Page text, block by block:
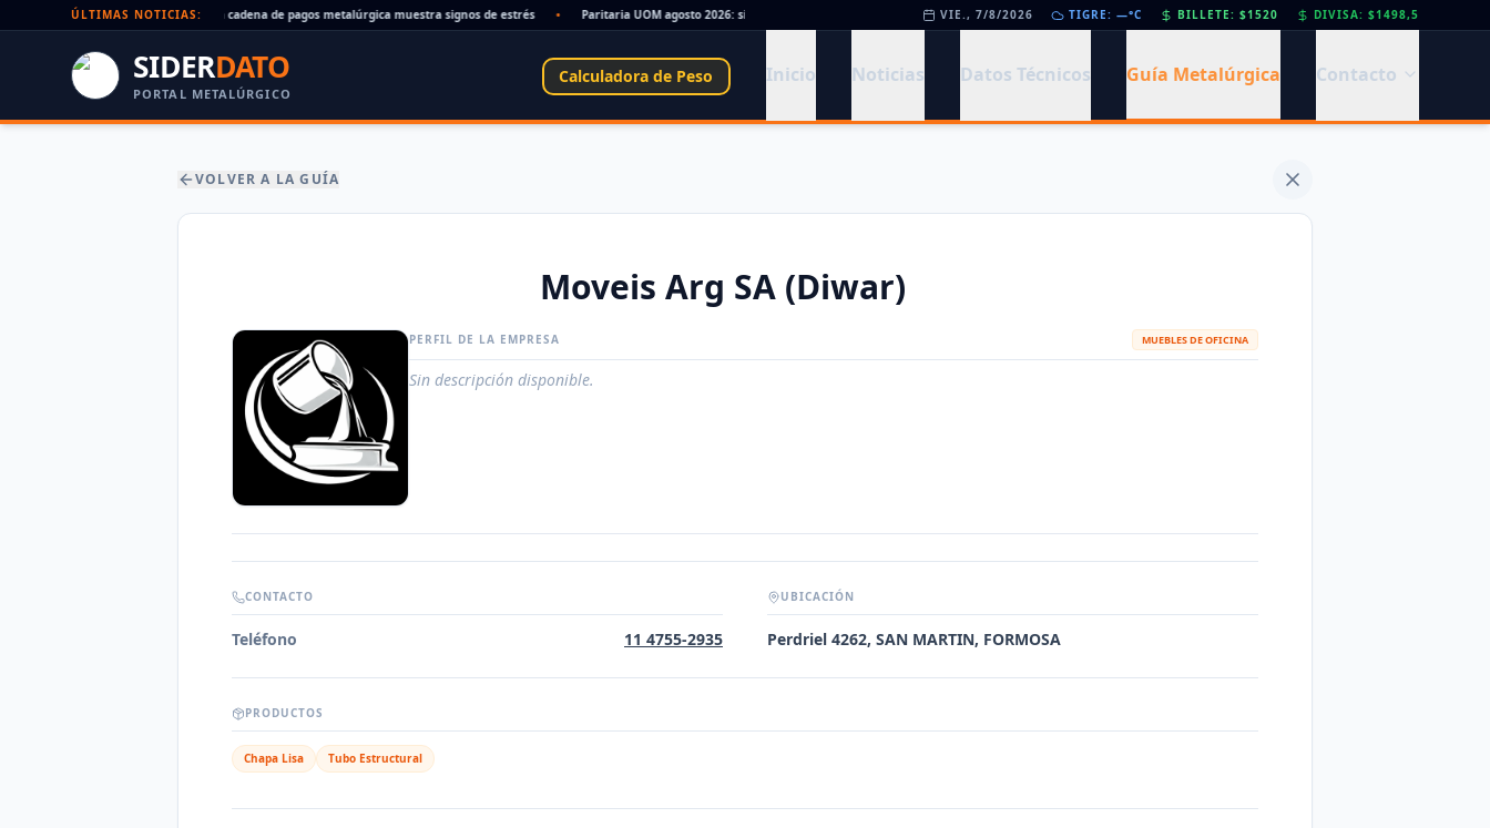
ÚLTIMAS NOTICIAS:
Cheques rechazados en alza: la cadena de pagos metalúrgica muestra signos de estrés Paritaria UOM agosto 2026: sin acuerdo, siguen vigentes los valores de abril • Día de la Siderurgia: cómo llega el sector al aniversario 78 del legado de Savio
VIE., 7/8/2026 TIGRE: —°C BILLETE: $1520 DIVISA: $1498,5
SIDERDATO
PORTAL METALÚRGICO
Calculadora de Peso Inicio Noticias Datos Técnicos Guía Metalúrgica Contacto
VOLVER A LA GUÍA
Moveis Arg SA (Diwar)
PERFIL DE LA EMPRESA MUEBLES DE OFICINA
Sin descripción disponible.
CONTACTO
Teléfono 11 4755-2935
UBICACIÓN
Perdriel 4262, SAN MARTIN, FORMOSA
PRODUCTOS
Chapa Lisa Tubo Estructural